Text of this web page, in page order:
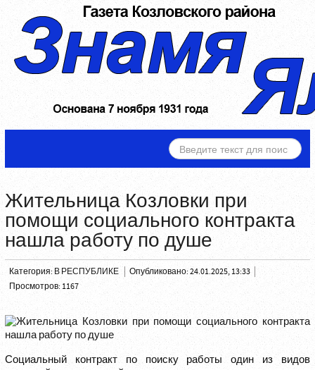
ИСКАТЬ...
Жительница Козловки при
помощи социального контракта
нашла работу по душе
Категория:В РЕСПУБЛИКЕ
Опубликовано: 24.01.2025, 13:33
Просмотров: 1167
Социальный контракт по поиску работы один из видов